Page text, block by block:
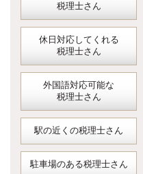
税理士さん
休日対応してくれる
税理士さん
外国語対応可能な
税理士さん
駅の近くの税理士さん
駐車場のある税理士さん